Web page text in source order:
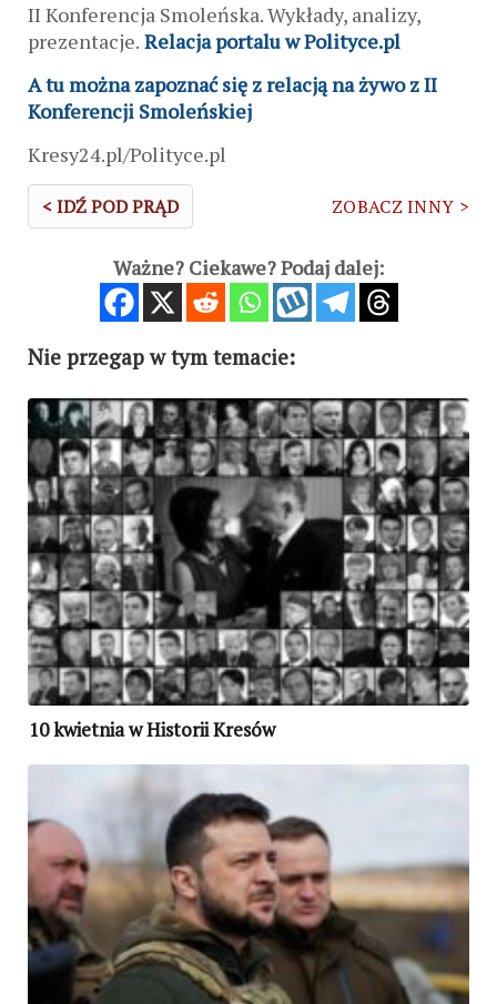
II Konferencja Smoleńska. Wykłady, analizy,
prezentacje. Relacja portalu w Polityce.pl
A tu można zapoznać się z relacją na żywo z II
Konferencji Smoleńskiej
Kresy24.pl/Polityce.pl
< IDŹ POD PRĄD ZOBACZ INNY >
Ważne? Ciekawe? Podaj dalej:
Nie przegap w tym temacie:
10 kwietnia w Historii Kresów